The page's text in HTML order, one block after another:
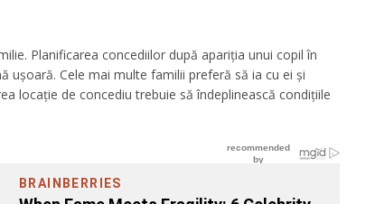
Planificarea concediilor după apariția unui copil în
ușoară. Cele mai multe familii preferă să ia cu ei și
locație de concediu trebuie să îndeplinească condițiile